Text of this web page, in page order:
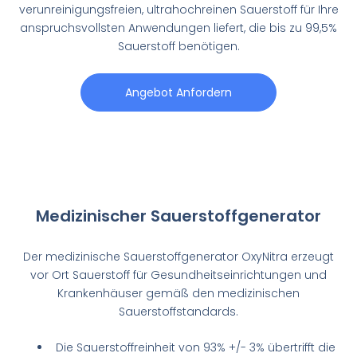
verunreinigungsfreien, ultrahochreinen Sauerstoff für Ihre
anspruchsvollsten Anwendungen liefert, die bis zu 99,5%
Sauerstoff benötigen.
Angebot Anfordern
Medizinischer Sauerstoffgenerator
Der medizinische Sauerstoffgenerator OxyNitra erzeugt
vor Ort Sauerstoff für Gesundheitseinrichtungen und
Krankenhäuser gemäß den medizinischen
Sauerstoffstandards.
Die Sauerstoffreinheit von 93% +/- 3% übertrifft die